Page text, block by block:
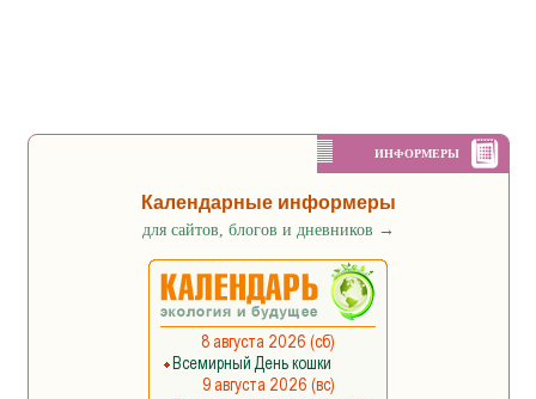
ИНФОРМЕРЫ
Календарные информеры
для сайтов, блогов и дневников →